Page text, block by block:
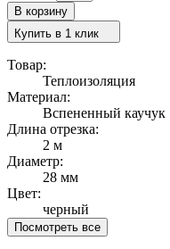
Купить в 1 клик
Товар:
Теплоизоляция
Материал:
Вспененный каучук
Длина отрезка:
2 м
Диаметр:
28 мм
Цвет:
черный
Посмотреть все